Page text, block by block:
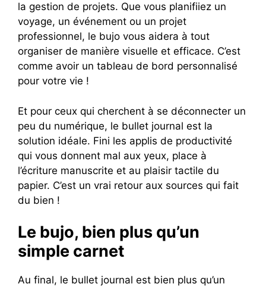
la gestion de projets. Que vous planifiiez un
voyage, un événement ou un projet
professionnel, le bujo vous aidera à tout
organiser de manière visuelle et efficace. C’est
comme avoir un tableau de bord personnalisé
pour votre vie !
Et pour ceux qui cherchent à se déconnecter un
peu du numérique, le bullet journal est la
solution idéale. Fini les applis de productivité
qui vous donnent mal aux yeux, place à
l’écriture manuscrite et au plaisir tactile du
papier. C’est un vrai retour aux sources qui fait
du bien !
Le bujo, bien plus qu’un
simple carnet
Au final, le bullet journal est bien plus qu’un